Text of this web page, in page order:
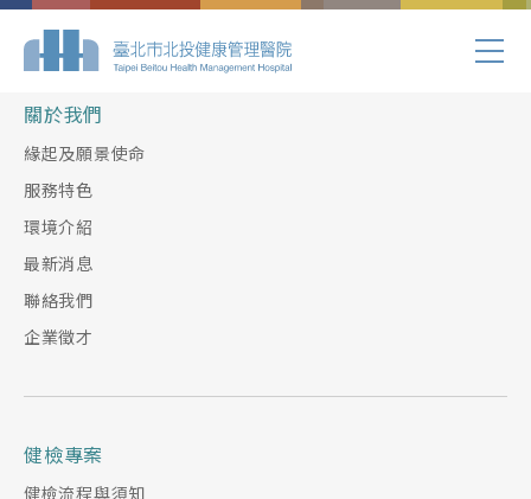
Index.php
關於我們
緣起及願景使命
服務特色
環境介紹
最新消息
聯絡我們
企業徵才
健檢專案
健檢流程與須知